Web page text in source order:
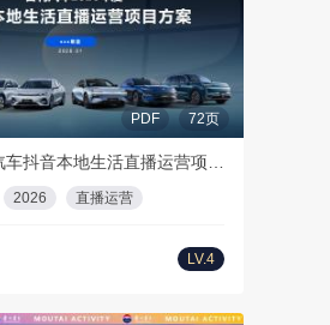
PDF 72页
2026吉利汽车抖音本地生活直播运营项目方案
2026 直播运营
LV.4